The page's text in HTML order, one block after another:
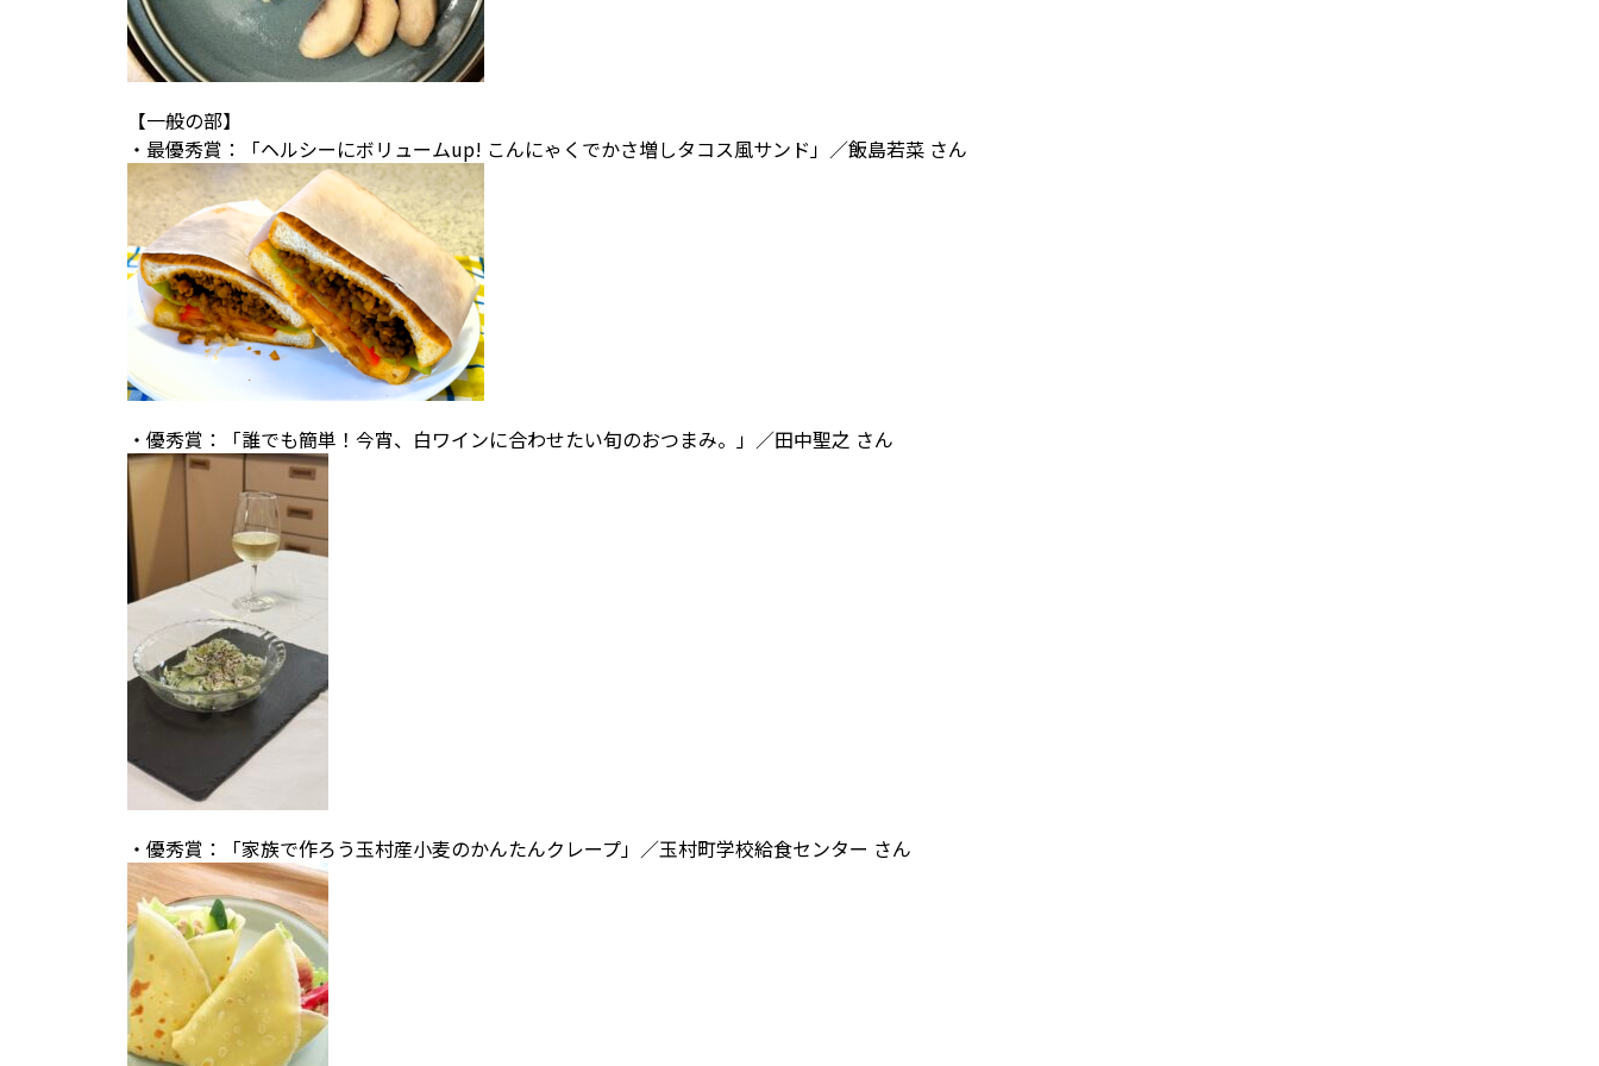
【一般の部】
・最優秀賞：「ヘルシーにボリュームup! こんにゃくでかさ増しタコス風サンド」／飯島若菜 さん
・優秀賞：「誰でも簡単！今宵、白ワインに合わせたい旬のおつまみ。」／田中聖之 さん
・優秀賞：「家族で作ろう玉村産小麦のかんたんクレープ」／玉村町学校給食センター さん